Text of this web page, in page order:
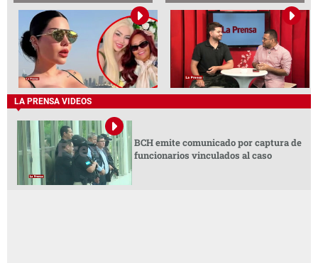
LA PRENSA VIDEOS
BCH emite comunicado por captura de
funcionarios vinculados al caso